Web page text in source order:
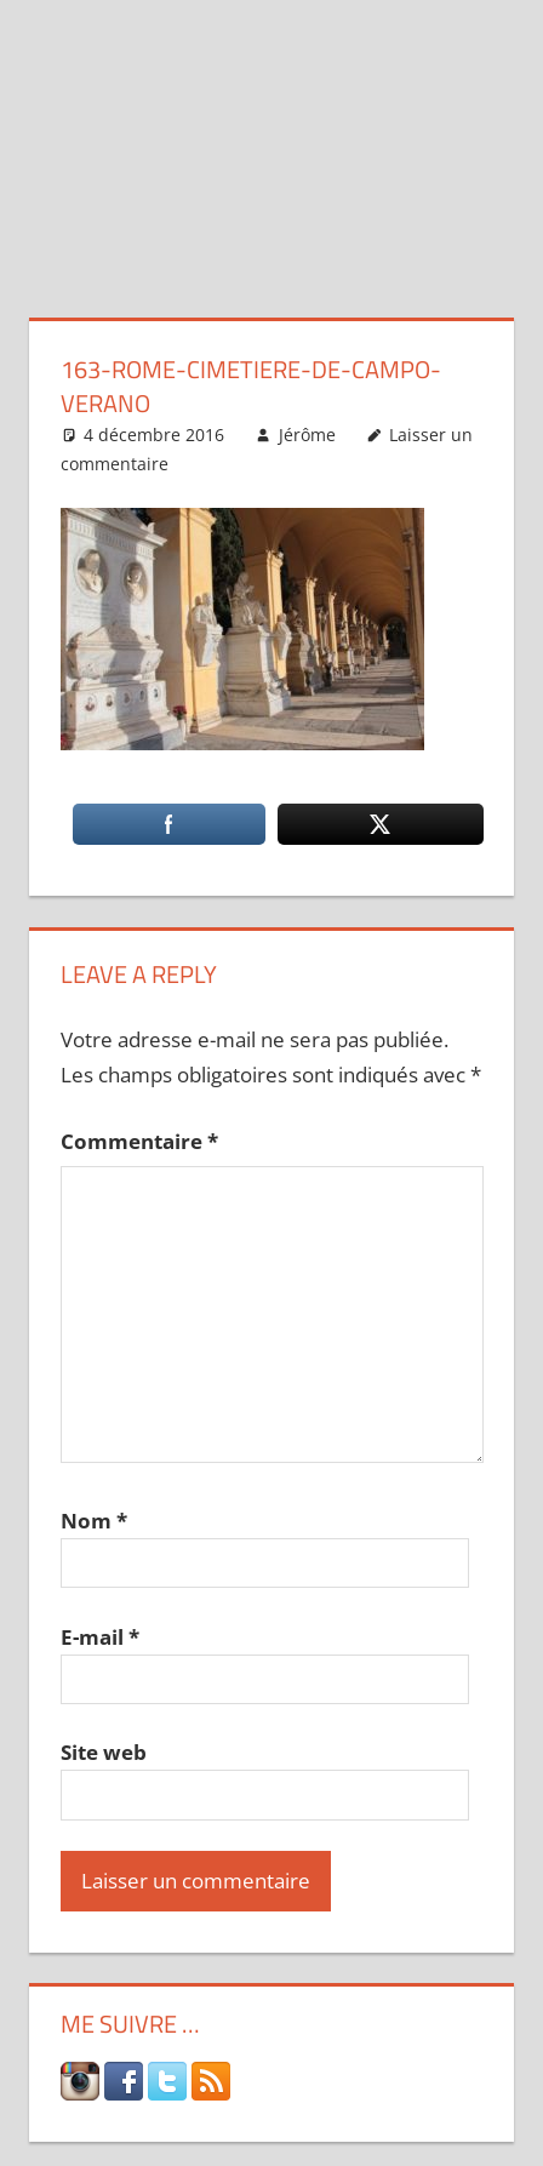
163-ROME-CIMETIERE-DE-CAMPO-
VERANO
4 décembre 2016 Jérôme
Laisser un
commentaire
LEAVE A REPLY
Votre adresse e-mail ne sera pas publiée.
Les champs obligatoires sont indiqués avec*
Commentaire*
Nom *
E-mail *
Site web
ME SUIVRE …